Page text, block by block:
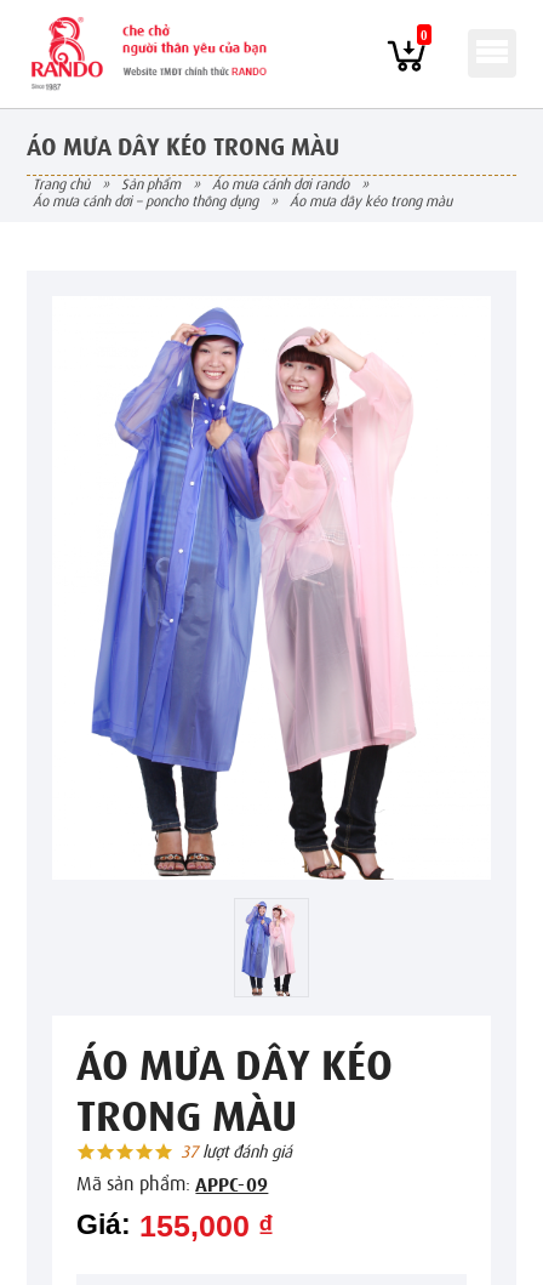
0
ÁO MƯA DÂY KÉO TRONG MÀU
trang chủ » sản phẩm » áo mưa cánh dơi rando
»
áo mưa cánh dơi – poncho thông dụng
» áo mưa dây kéo trong màu
ÁO MƯA DÂY KÉO
TRONG MÀU
37lượt đánh giá
Mã sản phẩm:APPC-09
Giá: 155,000 ₫